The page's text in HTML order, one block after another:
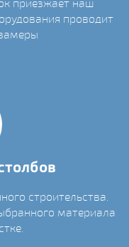
проводит
строительства.
материала